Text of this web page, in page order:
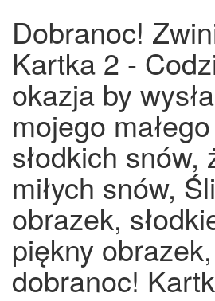
Dobranoc!
Kartka 2 -
okazja by
mojego
słodkich snów,
miłych snów,
obrazek,
piękny obrazek,
dobranoc!